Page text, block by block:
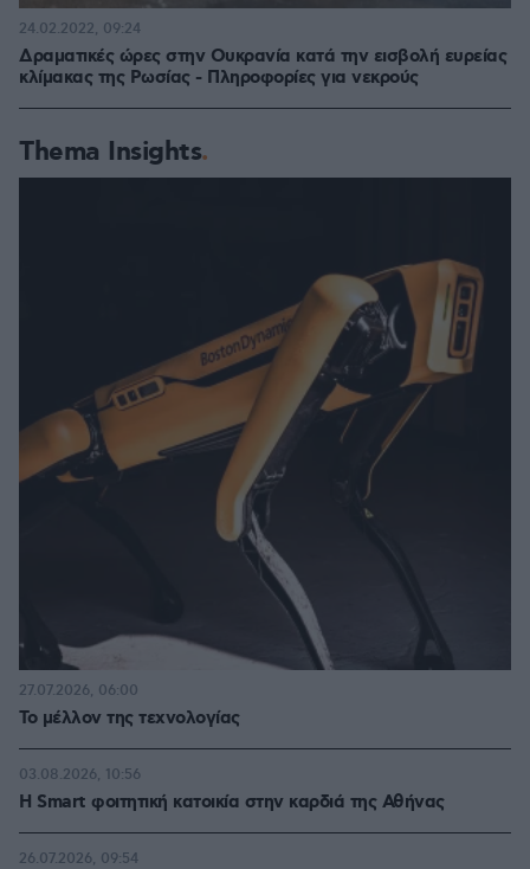
Δραματικές ώρες στην Ουκρανία κατά την εισβολή ευρείας
κλίμακας της Ρωσίας - Πληροφορίες για νεκρούς
24.02.2022, 09:24
Thema Insights
Το μέλλον της τεχνολογίας
27.07.2026, 06:00
Η Smart φοιτητική κατοικία στην καρδιά της Αθήνας
03.08.2026, 10:56
26.07.2026, 09:54